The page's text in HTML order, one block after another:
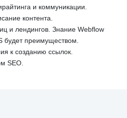
и коммуникации.
контента.
и лендингов. Знание Webflow
будет преимуществом.
к созданию ссылок.
SEO.